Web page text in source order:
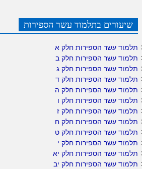
שיעורים בתלמוד עשר הספירות
תלמוד עשר הספירות חלק א
תלמוד עשר הספירות חלק ב
תלמוד עשר הספירות חלק ג
תלמוד עשר הספירות חלק ד
תלמוד עשר הספירות חלק ה
תלמוד עשר הספירות חלק ו
תלמוד עשר הספירות חלק ז
תלמוד עשר הספירות חלק ח
תלמוד עשר הספירות חלק ט
תלמוד עשר הספירות חלק י
תלמוד עשר הספירות חלק יא
תלמוד עשר הספירות חלק יב